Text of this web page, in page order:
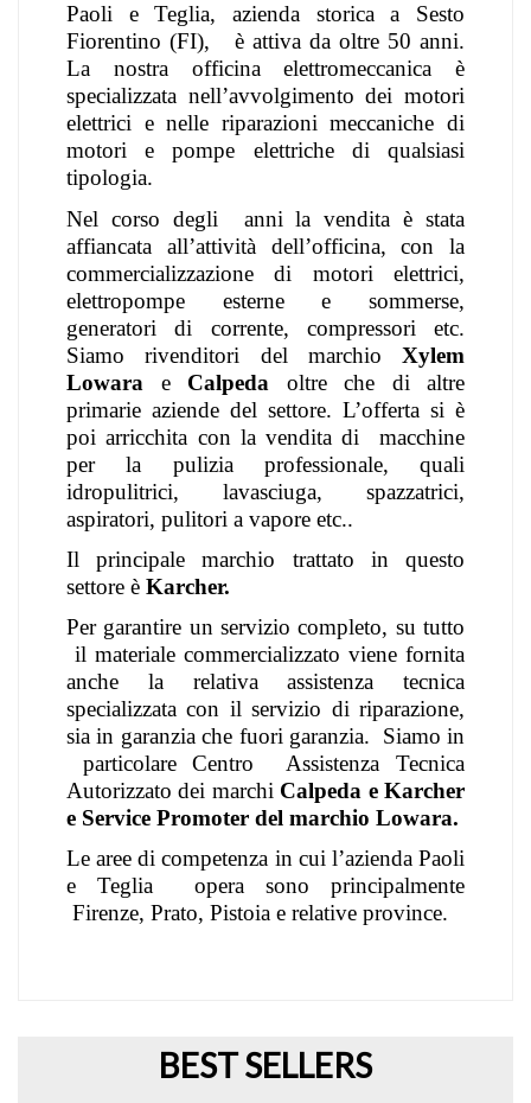
Paoli e Teglia, azienda storica a Sesto
Fiorentino (FI),
è attiva da oltre 50 anni.
La nostra officina elettromeccanica è
specializzata nell’avvolgimento dei motori
elettrici e nelle riparazioni meccaniche di
motori e pompe elettriche di qualsiasi
tipologia.
Nel corso degli
anni la vendita è stata
affiancata all’attività dell’officina, con la
commercializzazione di motori elettrici,
elettropompe esterne e sommerse,
generatori di corrente, compressori etc.
Siamo rivenditori del marchio Xylem
Lowara e Calpeda oltre che di altre
primarie aziende del settore. L’offerta si è
poi arricchita con la vendita di
macchine
per la pulizia professionale, quali
idropulitrici, lavasciuga, spazzatrici,
aspiratori, pulitori a vapore etc..
Il principale marchio trattato in questo
settore è Karcher.
Per garantire un servizio completo, su tutto
il materiale commercializzato viene fornita
anche la relativa assistenza tecnica
specializzata con il servizio di riparazione,
sia in garanzia che fuori garanzia.
Siamo in
particolare Centro
Assistenza Tecnica
Autorizzato dei marchi Calpeda e Karcher
e Service Promoter del marchio Lowara.
Le aree di competenza in cui l’azienda Paoli
e Teglia
opera sono principalmente
Firenze, Prato, Pistoia e relative province.
BEST SELLERS